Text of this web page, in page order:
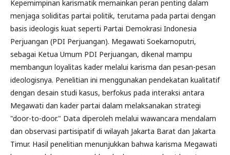
Kepemimpinan karismatik memainkan peran penting dalam
menjaga soliditas partai politik, terutama pada partai dengan
basis ideologis kuat seperti Partai Demokrasi Indonesia
Perjuangan (PDI Perjuangan). Megawati Soekarnoputri,
sebagai Ketua Umum PDI Perjuangan, dikenal mampu
membangun loyalitas kader melalui karisma dan pesan-pesan
ideologisnya. Penelitian ini menggunakan pendekatan kualitatif
dengan desain studi kasus, berfokus pada interaksi antara
Megawati dan kader partai dalam melaksanakan strategi
"door-to-door." Data diperoleh melalui wawancara mendalam
dan observasi partisipatif di wilayah Jakarta Barat dan Jakarta
Timur. Hasil penelitian menunjukkan bahwa karisma Megawati